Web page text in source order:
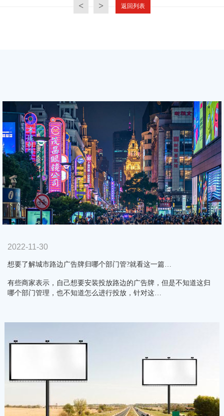
< > 返回列表
2022-11-30
想要了解城市路边广告牌归哪个部门管?就看这一篇…
有些商家表示，自己想要安装投放路边的广告牌，但是不知道这归
哪个部门管理，也不知道怎么进行投放，针对这…